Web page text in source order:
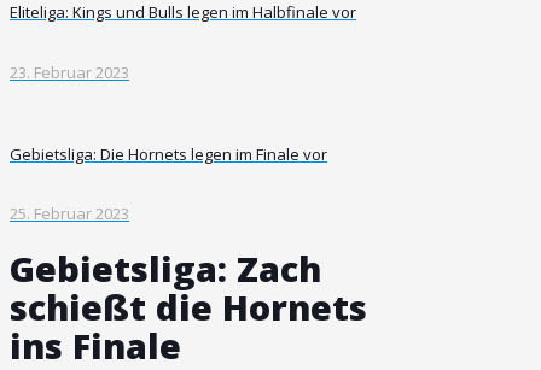
Eliteliga: Kings und Bulls legen im Halbfinale vor
23. Februar 2023
Gebietsliga: Die Hornets legen im Finale vor
25. Februar 2023
Gebietsliga: Zach
schießt die Hornets
ins Finale